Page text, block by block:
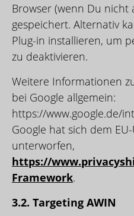
Browser (wenn Du nicht
gespeichert. Alternativ
Plug-in installieren, um
zu deaktivieren.
Weitere Informationen
bei Google allgemein:
https://www.google.de/
Google hat sich dem
unterworfen,
https://
Framework.
3.2. Targeting AWIN